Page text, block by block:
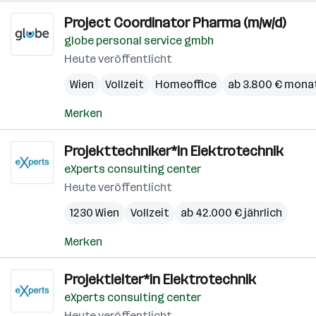
Project Coordinator Pharma (m/w/d)
globe personal service gmbh
Heute veröffentlicht
Wien
Vollzeit Homeoffice ab 3.800 €
Merken
Projekttechniker*in Elektrotechnik
eXperts consulting center
Heute veröffentlicht
1230 Wien
Vollzeit ab 42.000 € jährlich
Merken
Projektleiter*in Elektrotechnik
eXperts consulting center